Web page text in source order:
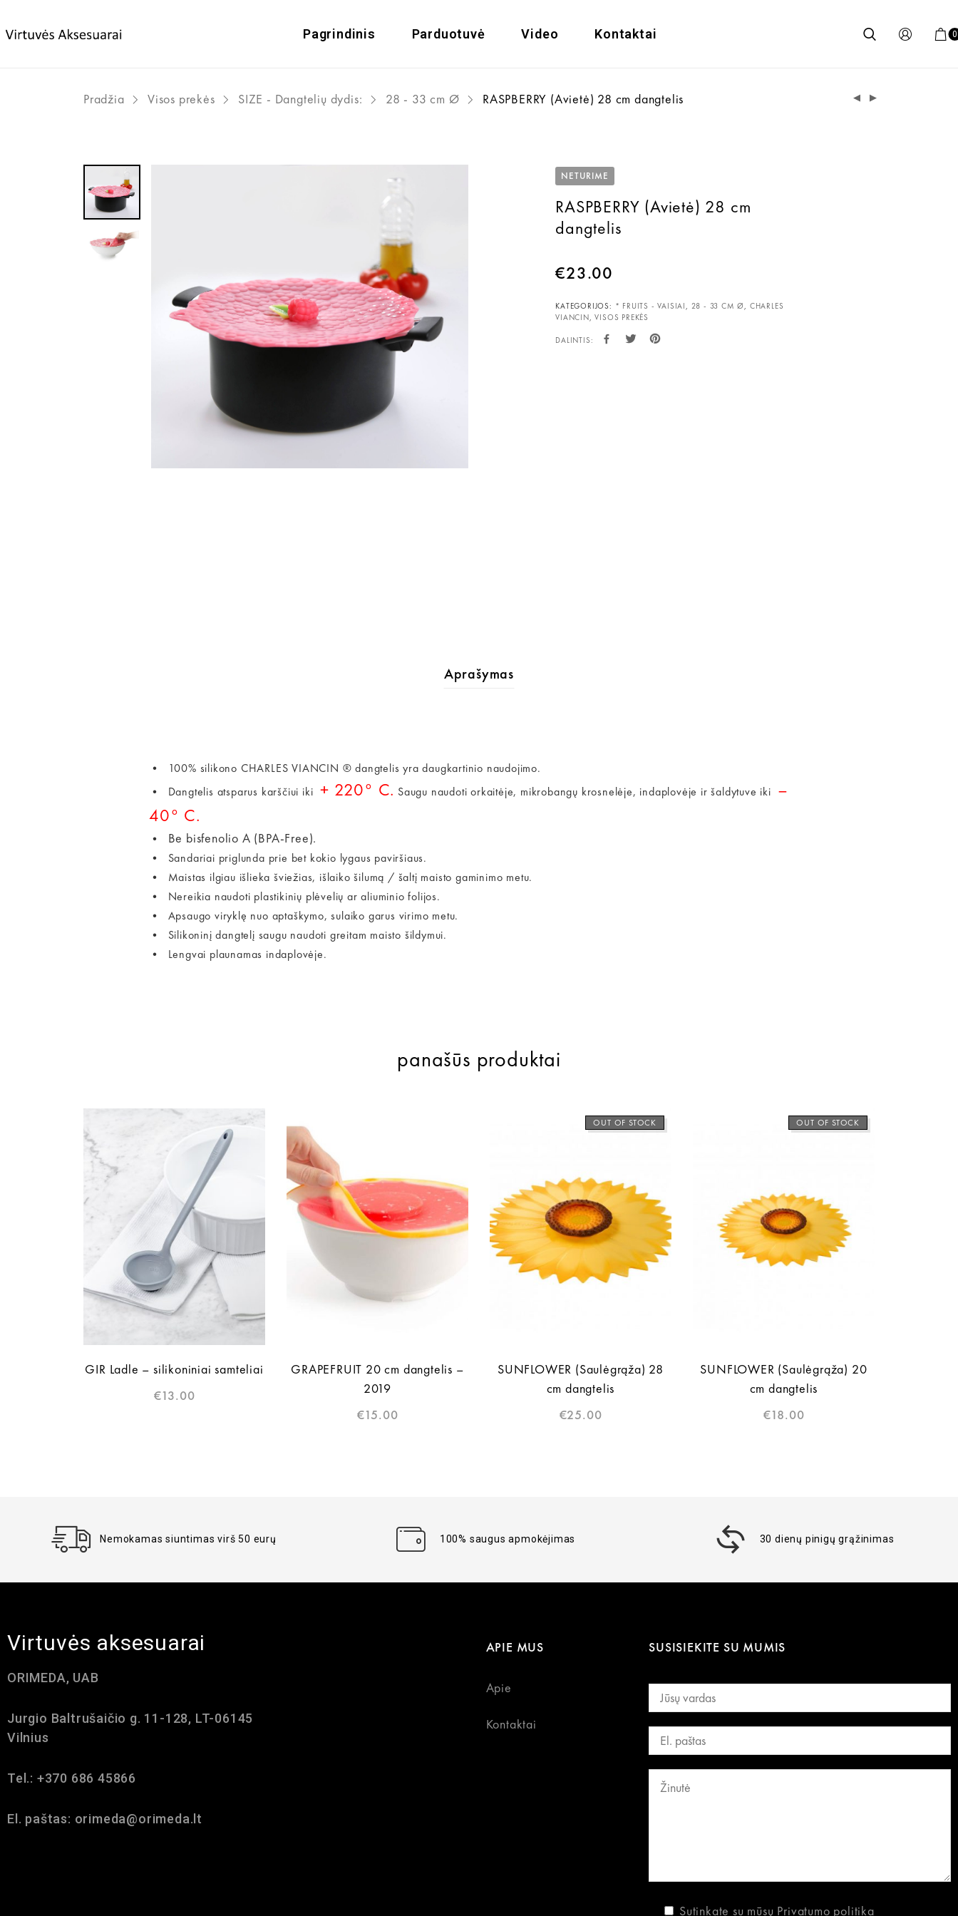
Pagrindinis Parduotuvė Video Kontaktai 0
Pradžia Visos prekės SIZE - Dangtelių dydis: 28 - 33 cm Ø RASPBERRY (Avietė) 28 cm dangtelis
NETURIME
RASPBERRY (Avietė) 28 cm
dangtelis
€23.00
KATEGORIJOS: * FRUITS - VAISIAI , 28 - 33 CM Ø , CHARLES
VIANCIN,VISOS PREKĖS
DALINTIS:
Aprašymas
• 100% silikono CHARLES VIANCIN ® dangtelis yra daugkartinio naudojimo.
• Dangtelis atsparus karščiui iki + 220° C. Saugu naudoti orkaitėje, mikrobangų krosnelėje, indaplovėje ir šaldytuve iki –
40° C.
• Be bisfenolio A (BPA-Free).
• Sandariai priglunda prie bet kokio lygaus paviršiaus.
• Maistas ilgiau išlieka šviežias, išlaiko šilumą / šaltį maisto gaminimo metu.
• Nereikia naudoti plastikinių plėvelių ar aliuminio folijos.
• Apsaugo viryklę nuo aptaškymo, sulaiko garus virimo metu.
• Silikoninį dangtelį saugu naudoti greitam maisto šildymui.
• Lengvai plaunamas indaplovėje.
panašūs produktai
GIR Ladle – silikoniniai samteliai
€13.00
GRAPEFRUIT 20 cm dangtelis –
2019
€15.00
OUT OF STOCK
SUNFLOWER (Saulėgrąža) 28
cm dangtelis
€25.00
OUT OF STOCK
SUNFLOWER (Saulėgrąža) 20
cm dangtelis
€18.00
Nemokamas siuntimas virš 50 eurų 100% saugus apmokėjimas 30 dienų pinigų grąžinimas
Virtuvės aksesuarai
ORIMEDA, UAB
Jurgio Baltrušaičio g. 11-128, LT-06145
Vilnius
Tel.: +370 686 45866
El. paštas: orimeda@orimeda.lt
APIE MUS
Apie
Kontaktai
SUSISIEKITE SU MUMIS
Sutinkate su mūsų Privatumo politika